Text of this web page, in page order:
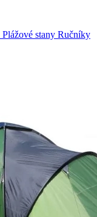
Plážové stany Ručníky